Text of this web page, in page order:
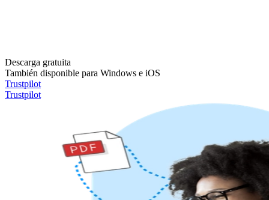
Descarga gratuita
También disponible para Windows e iOS
Trustpilot
Trustpilot